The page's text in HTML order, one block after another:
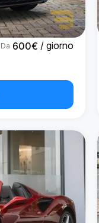
Da 600€ / giorno